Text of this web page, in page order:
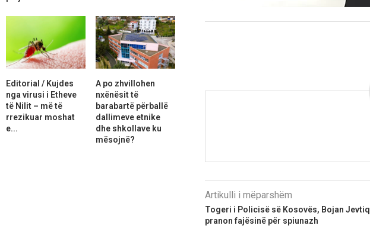
Artikulli i mëparshëm
Togeri i Policisë së Kosovës, Bojan Jevtiq
pranon fajësinë për spiunazh
Editorial / Kujdes
nga virusi i Etheve
të Nilit – më të
rrezikuar moshat
e...
A po zhvillohen
nxënësit të
barabartë përballë
dallimeve etnike
dhe shkollave ku
mësojnë?